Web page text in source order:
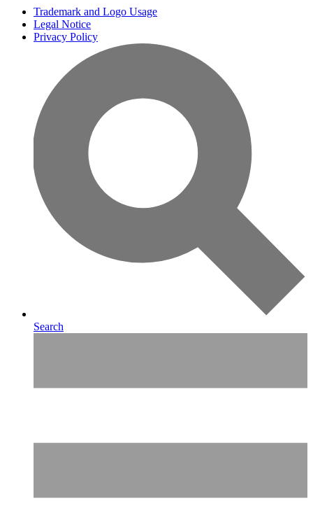
Trademark and Logo Usage
Legal Notice
Privacy Policy
Search